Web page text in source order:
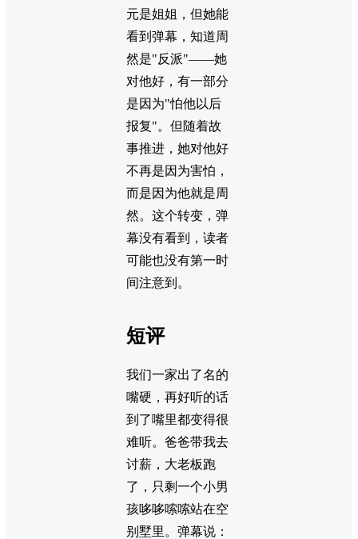
元是姐姐，但她能
看到弹幕，知道周
然是"反派"——她
对他好，有一部分
是因为"怕他以后
报复"。但随着故
事推进，她对他好
不再是因为害怕，
而是因为他就是周
然。这个转变，弹
幕没有看到，读者
可能也没有第一时
间注意到。
短评
我们一家出了名的
嘴硬，再好听的话
到了嘴里都变得很
难听。爸爸带我去
讨薪，大老板跑
了，只剩一个小男
孩哆哆嗦嗦站在空
别墅里。弹幕说：